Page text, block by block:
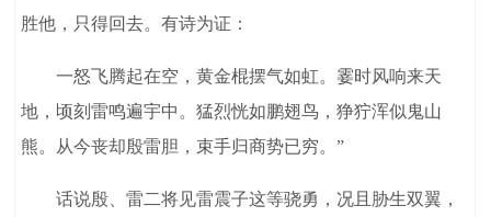
胜他，只得回去。有诗为证：
一怒飞腾起在空，黄金棍摆气如虹。霎时风响来天
地，顷刻雷鸣遍宇中。猛烈恍如鹏翅鸟，狰狞浑似鬼山
熊。从今丧却殷雷胆，束手归商势已穷。”
话说殷、雷二将见雷震子这等骁勇，况且胁生双翼，